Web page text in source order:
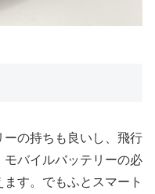
の持ちも良いし、飛行
バイルバッテリーの必
す。でもふとスマート